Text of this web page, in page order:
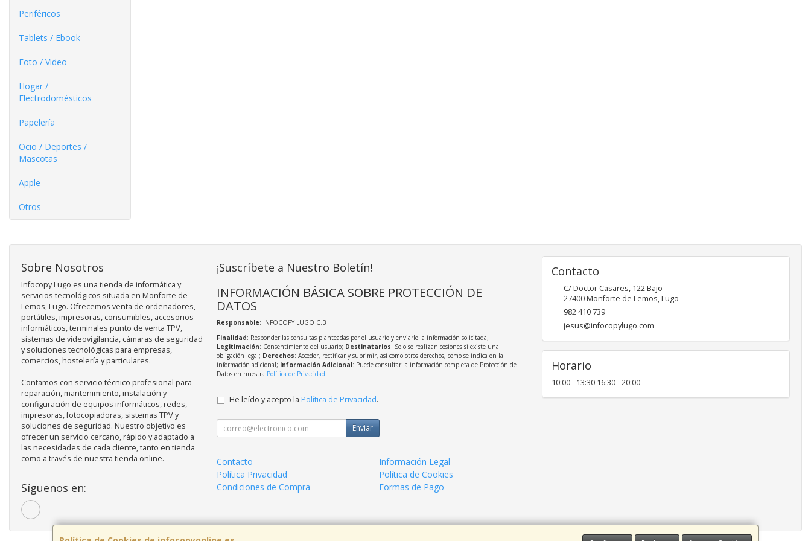
Periféricos
Tablets / Ebook
Foto / Video
Hogar /
Electrodomésticos
Papelería
Ocio / Deportes /
Mascotas
Apple
Otros
Sobre Nosotros
Infocopy Lugo es una tienda de informática y
servicios tecnológicos situada en Monforte de
Lemos, Lugo. Ofrecemos venta de ordenadores,
portátiles, impresoras, consumibles, accesorios
informáticos, terminales punto de venta TPV,
sistemas de videovigilancia, cámaras de seguridad
y soluciones tecnológicas para empresas,
comercios, hostelería y particulares.
Contamos con servicio técnico profesional para
reparación, mantenimiento, instalación y
configuración de equipos informáticos, redes,
impresoras, fotocopiadoras, sistemas TPV y
soluciones de seguridad. Nuestro objetivo es
ofrecer un servicio cercano, rápido y adaptado a
las necesidades de cada cliente, tanto en tienda
como a través de nuestra tienda online.
Síguenos en:
¡Suscríbete a Nuestro Boletín!
INFORMACIÓN BÁSICA SOBRE PROTECCIÓN DE
DATOS
Responsable: INFOCOPY LUGO C.B
Finalidad: Responder las consultas planteadas por el usuario y enviarle la información solicitada;
Legitimación: Consentimiento del usuario; Destinatarios: Solo se realizan cesiones si existe una
obligación legal; Derechos: Acceder, rectificar y suprimir, así como otros derechos, como se indica en la
información adicional; Información Adicional: Puede consultar la información completa de Protección de
Datos en nuestra Política de Privacidad.
He leído y acepto la Política de Privacidad.
Enviar
Contacto
Información Legal
Política Privacidad
Política de Cookies
Condiciones de Compra
Formas de Pago
Contacto
C/ Doctor Casares, 122 Bajo
27400Monforte de Lemos,Lugo
982 410 739
jesus@infocopylugo.com
Horario
10:00 - 13:30 16:30 - 20:00